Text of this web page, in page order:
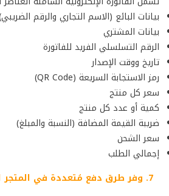
بيانات البائع (الاسم التجاري والرقم
بيانات المشتري
الرقم التسلسلي الفريد للفاتورة
تاريخ ووقت الإصدار
رمز الاستجابة السريعة (QR Code)
سعر كل منتج
كمية أو عدد كل منتج
ضريبة القيمة المضافة (النسبة والمبلغ)
سعر الشحن
إجمالي الطلب
7. وفر طرق دفع مُتعددة في المتجر الإلكتروني